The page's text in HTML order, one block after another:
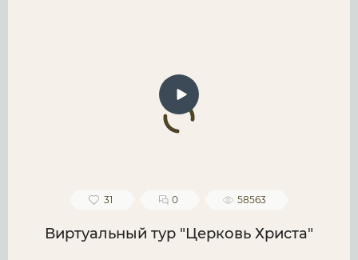
31 0 58563
Виртуальный тур "Церковь Христа"